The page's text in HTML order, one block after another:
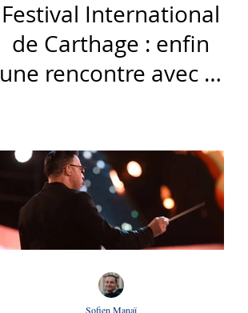
Festival International
de Carthage : enfin
une rencontre avec le
Sofien Manaï